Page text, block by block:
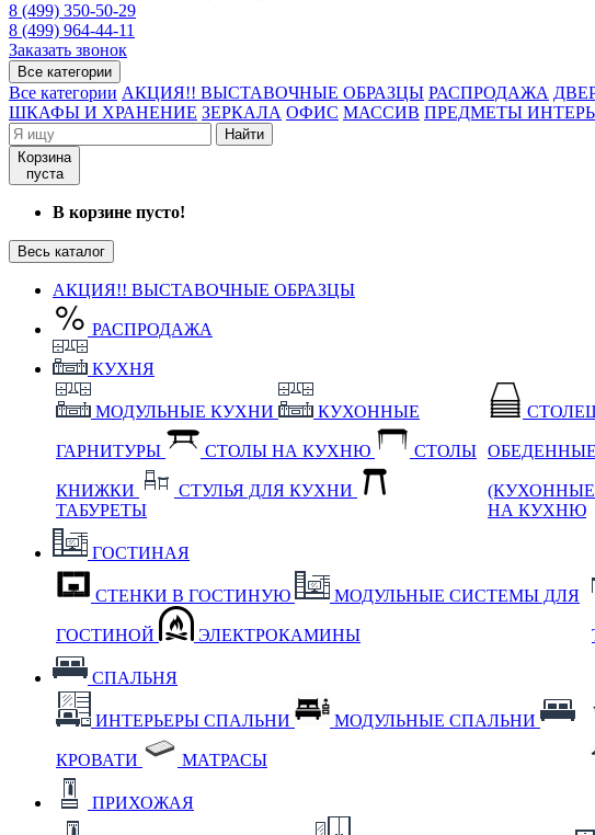
8 (499) 350-50-29
8 (499) 964-44-11
Заказать звонок
Все категории
Все категории АКЦИЯ!! ВЫСТАВОЧНЫЕ ОБРАЗЦЫ РАСПРОДАЖА
ШКАФЫ И ХРАНЕНИЕ ЗЕРКАЛА ОФИС МАССИВ ПРЕДМЕТЫ
Найти
Корзина
пуста
В корзине пусто!
Весь каталог
АКЦИЯ!! ВЫСТАВОЧНЫЕ ОБРАЗЦЫ
РАСПРОДАЖА
КУХНЯ
МОДУЛЬНЫЕ КУХНИ КУХОННЫЕ
ГАРНИТУРЫ СТОЛЫ НА КУХНЮ СТОЛЫ
КНИЖКИ
СТУЛЬЯ ДЛЯ КУХНИ
ТАБУРЕТЫ
НА КУХНЮ
ГОСТИНАЯ
СТЕНКИ В ГОСТИНУЮ МОДУЛЬНЫЕ СИСТЕМЫ ДЛЯ
ГОСТИНОЙ ЭЛЕКТРОКАМИНЫ
СПАЛЬНЯ
ИНТЕРЬЕРЫ СПАЛЬНИ МОДУЛЬНЫЕ СПАЛЬНИ
КРОВАТИ МАТРАСЫ
ПРИХОЖАЯ